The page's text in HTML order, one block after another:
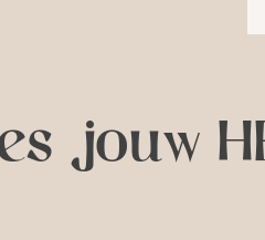
jouw